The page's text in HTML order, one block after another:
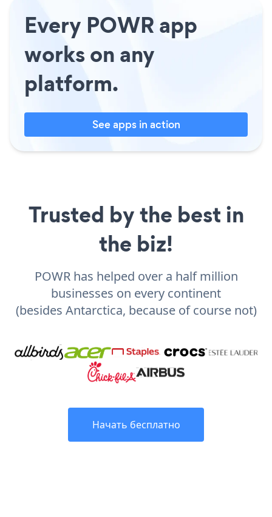
Every POWR app
works on any
platform.
See apps in action
Trusted by the best in
the biz!
POWR has helped over a half million
businesses on every continent
(besides Antarctica, because of course not)
Начать бесплатно